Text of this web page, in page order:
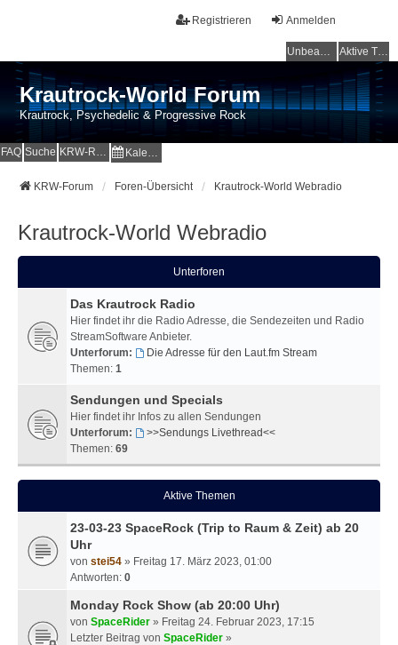
Anmelden
Registrieren
Unbeantwortete Themen Aktive Themen
Krautrock-World Forum
Krautrock, Psychedelic & Progressive Rock
FAQ Suche KRW-Radio Kalender
KRW-Forum Foren-Übersicht Krautrock-World Webradio
Krautrock-World Webradio
Unterforen
Das Krautrock Radio
Hier findet ihr die Radio Adresse, die Sendezeiten und Radio
StreamSoftware Anbieter.
Unterforum:
Die Adresse für den Laut.fm Stream
Themen: 1
Sendungen und Specials
Hier findet ihr Infos zu allen Sendungen
Unterforum:
>>Sendungs Livethread<<
Themen: 69
Aktive Themen
23-03-23 SpaceRock (Trip to Raum & Zeit) ab 20
Uhr
von stei54 » Freitag 17. März 2023, 01:00
Antworten: 0
Monday Rock Show (ab 20:00 Uhr)
von SpaceRider » Freitag 24. Februar 2023, 17:15
Letzter Beitrag von SpaceRider »